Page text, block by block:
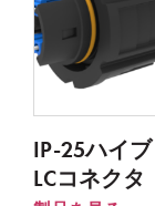
IP-25ハイ
LCコネクタ